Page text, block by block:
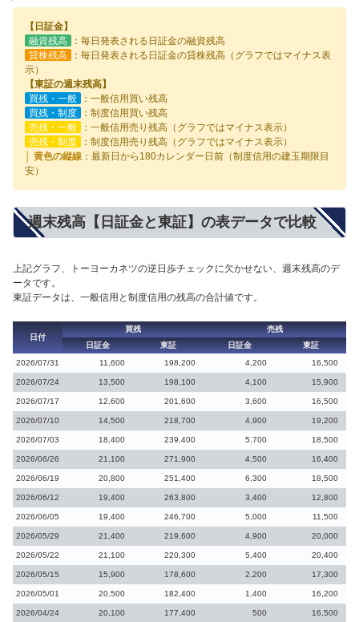
【日証金】
融資残高
：毎日発表される日証金の融資残高
貸株残高
：毎日発表される日証金の貸株残高（グラフではマイナス表
示）
【東証の週末残高】
買残・一般
：一般信用買い残高
買残・制度
：制度信用買い残高
売残・一般
：一般信用売り残高（グラフではマイナス表示）
売残・制度
：制度信用売り残高（グラフではマイナス表示）
│ 黄色の縦線 ：最新日から180カレンダー日前（制度信用の建玉期限目
安）
週末残高【日証金と東証】の表データで比較
上記グラフ、トーヨーカネツの逆日歩チェックに欠かせない、週末残高のデ
ータです。
東証データは、一般信用と制度信用の残高の合計値です。
日付
買残
売残
日証金
東証 日証金
東証
2026/07/31
11,600 198,200 4,200 16,500
2026/07/24 13,500 198,100 4,100 15,900
2026/07/17 12,600 201,600 3,600 16,500
2026/07/10 14,500 218,700 4,900 19,200
2026/07/03 18,400 239,400 5,700 18,500
2026/06/26 21,100 271,900 4,500 16,400
2026/06/19 20,800 251,400 6,300 18,500
2026/06/12 19,400 263,800 3,400 12,800
2026/06/05 19,400 246,700 5,000 11,500
2026/05/29 21,400 219,600 4,900 20,000
2026/05/22 21,100 220,300 5,400 20,400
2026/05/15 15,900 178,600 2,200 17,300
2026/05/01 20,500 182,400 1,400 16,200
2026/04/24 20,100 177,400 500 16,500